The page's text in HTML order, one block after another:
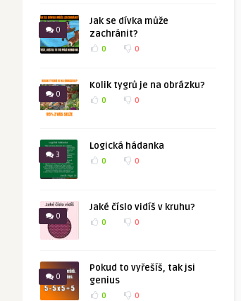
0
Jak se dívka může
zachránit?
0 0
0
Kolik tygrů je na obrázku?
0 0
3
Logická hádanka
0 0
0
Jaké číslo vidíš v kruhu?
0 0
0
Pokud to vyřešíš, tak jsi
genius
0 0